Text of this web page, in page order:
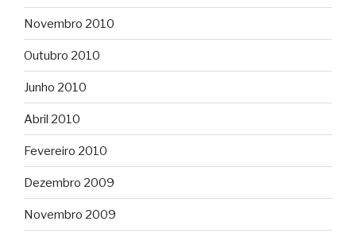
Novembro 2010
Outubro 2010
Junho 2010
Abril 2010
Fevereiro 2010
Dezembro 2009
Novembro 2009